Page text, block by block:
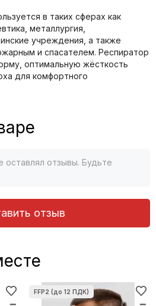
в таких сферах как
металлургия,
учреждения, а также
и спасателем. Респиратор
оптимальную жёсткость
для комфортного
оставлял отзывы. Будьте
отзыв